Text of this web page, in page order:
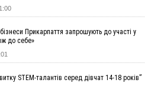
за будівництвом новобудов і
на Прикарпатті?
воїна створила
підтримувати військових та їхні
встановлять комплекс
Прикарпаття запрошують до участі у
до себе»
STEM-талантів серед дівчат 14-18 років”